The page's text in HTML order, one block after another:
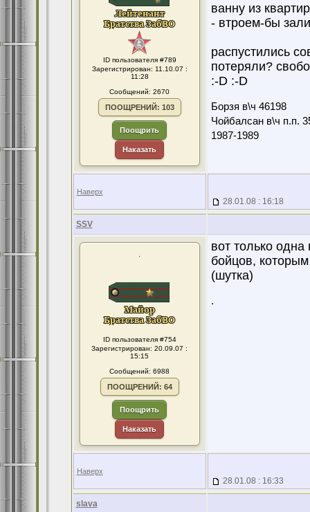
ID пользователя #789
Зарегистрирован: 11.10.07 :
11:28
Сообщений: 2670
ПООЩРЕНИЙ: 103
Поощрить
Наказать
ванну из
- втроем-бы
распустились
потеряли?
:-D :-D
Борзя в\ч 46198
Чойбалсан в\ч п.п.
1987-1989
Наверх
28.01.08 : 16:18
SSV
.
ID пользователя #754
Зарегистрирован: 20.09.07 :
15:15
Сообщений: 6988
ПООЩРЕНИЙ: 64
Поощрить
Наказать
вот только
бойцов,
(шутка)
.
Наверх
28.01.08 : 16:33
slava